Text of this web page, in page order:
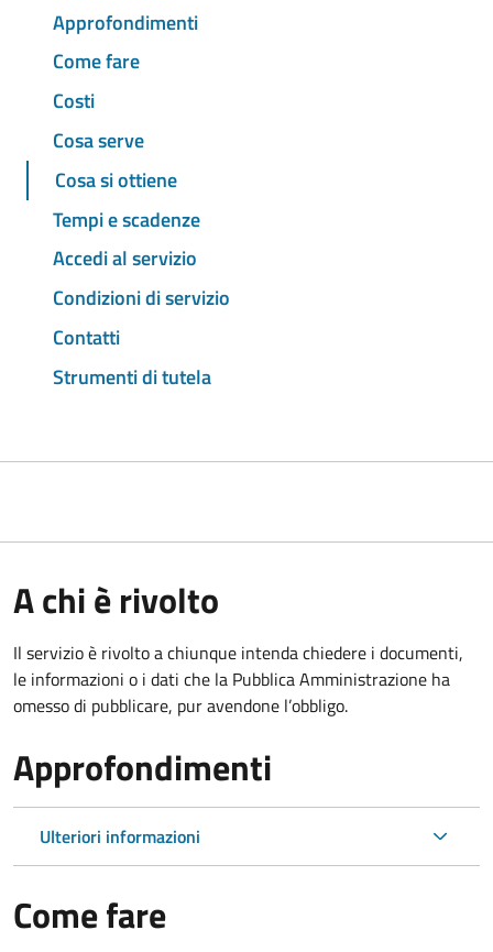
Approfondimenti
Come fare
Costi
Cosa serve
Cosa si ottiene
Tempi e scadenze
Accedi al servizio
Condizioni di servizio
Contatti
Strumenti di tutela
A chi è rivolto
Il servizio è rivolto a chiunque intenda chiedere i documenti,
le informazioni o i dati che la Pubblica Amministrazione ha
omesso di pubblicare, pur avendone l’obbligo.
Approfondimenti
Ulteriori informazioni
Come fare